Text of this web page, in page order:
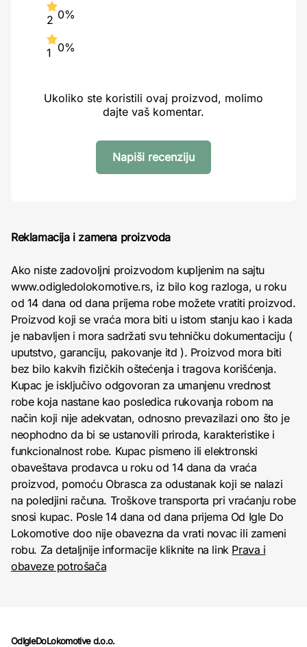
2 0%
1 0%
Ukoliko ste koristili ovaj proizvod, molimo
dajte vaš komentar.
Napiši recenziju
Reklamacija i zamena proizvoda
Ako niste zadovoljni proizvodom kupljenim na sajtu
www.odigledolokomotive.rs, iz bilo kog razloga, u roku
od 14 dana od dana prijema robe možete vratiti proizvod.
Proizvod koji se vraća mora biti u istom stanju kao i kada
je nabavljen i mora sadržati svu tehničku dokumentaciju (
uputstvo, garanciju, pakovanje itd ). Proizvod mora biti
bez bilo kakvih fizičkih oštećenja i tragova korišćenja.
Kupac je isključivo odgovoran za umanjenu vrednost
robe koja nastane kao posledica rukovanja robom na
način koji nije adekvatan, odnosno prevazilazi ono što je
neophodno da bi se ustanovili priroda, karakteristike i
funkcionalnost robe. Kupac pismeno ili elektronski
obaveštava prodavca u roku od 14 dana da vraća
proizvod, pomoću Obrasca za odustanak koji se nalazi
na poledjini računa. Troškove transporta pri vraćanju robe
snosi kupac. Posle 14 dana od dana prijema Od Igle Do
Lokomotive doo nije obavezna da vrati novac ili zameni
robu. Za detaljnije informacije kliknite na link Prava i
obaveze potrošača
OdIgleDoLokomotive d.o.o.